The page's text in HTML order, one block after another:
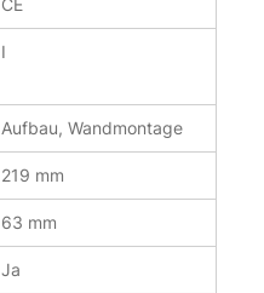
I
Aufbau, Wandmontage
219 mm
63 mm
Ja